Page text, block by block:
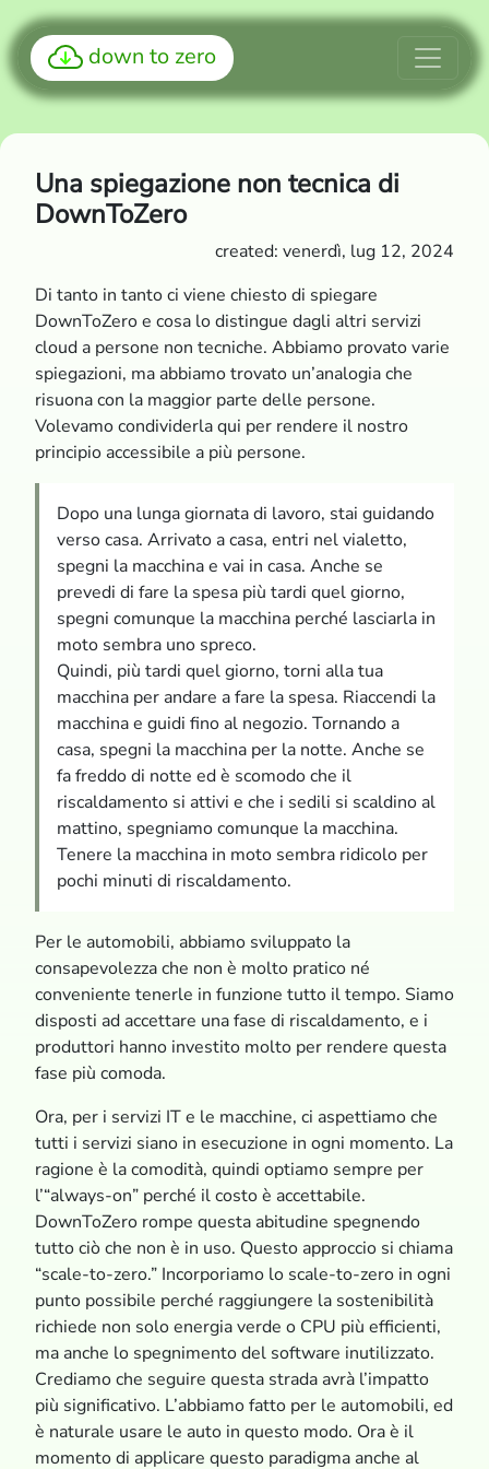
down to zero
Una spiegazione non tecnica di
DownToZero
created: venerdì, lug 12, 2024
Di tanto in tanto ci viene chiesto di spiegare
DownToZero e cosa lo distingue dagli altri servizi
cloud a persone non tecniche. Abbiamo provato varie
spiegazioni, ma abbiamo trovato un’analogia che
risuona con la maggior parte delle persone.
Volevamo condividerla qui per rendere il nostro
principio accessibile a più persone.
Dopo una lunga giornata di lavoro, stai guidando
verso casa. Arrivato a casa, entri nel vialetto,
spegni la macchina e vai in casa. Anche se
prevedi di fare la spesa più tardi quel giorno,
spegni comunque la macchina perché lasciarla in
moto sembra uno spreco.
Quindi, più tardi quel giorno, torni alla tua
macchina per andare a fare la spesa. Riaccendi la
macchina e guidi fino al negozio. Tornando a
casa, spegni la macchina per la notte. Anche se
fa freddo di notte ed è scomodo che il
riscaldamento si attivi e che i sedili si scaldino al
mattino, spegniamo comunque la macchina.
Tenere la macchina in moto sembra ridicolo per
pochi minuti di riscaldamento.
Per le automobili, abbiamo sviluppato la
consapevolezza che non è molto pratico né
conveniente tenerle in funzione tutto il tempo. Siamo
disposti ad accettare una fase di riscaldamento, e i
produttori hanno investito molto per rendere questa
fase più comoda.
Ora, per i servizi IT e le macchine, ci aspettiamo che
tutti i servizi siano in esecuzione in ogni momento. La
ragione è la comodità, quindi optiamo sempre per
l’“always-on” perché il costo è accettabile.
DownToZero rompe questa abitudine spegnendo
tutto ciò che non è in uso. Questo approccio si chiama
“scale-to-zero.” Incorporiamo lo scale-to-zero in ogni
punto possibile perché raggiungere la sostenibilità
richiede non solo energia verde o CPU più efficienti,
ma anche lo spegnimento del software inutilizzato.
Crediamo che seguire questa strada avrà l’impatto
più significativo. L’abbiamo fatto per le automobili, ed
è naturale usare le auto in questo modo. Ora è il
momento di applicare questo paradigma anche al